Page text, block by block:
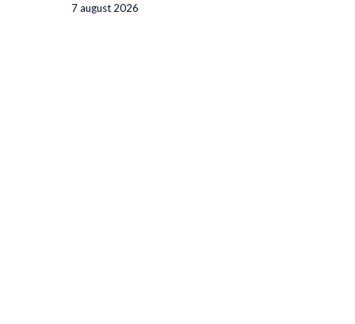
7 august 2026